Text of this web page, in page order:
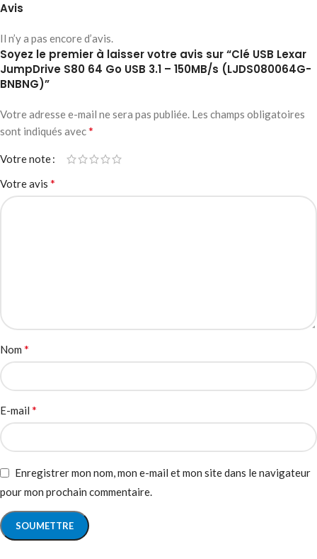
Avis
Il n’y a pas encore d’avis.
Soyez le premier à laisser votre avis sur “Clé USB Lexar
JumpDrive S80 64 Go USB 3.1 – 150MB/s (LJDS080064G-
BNBNG)”
Votre adresse e-mail ne sera pas publiée. Les champs obligatoires
sont indiqués avec*
Votre note
Votre avis *
Nom *
E-mail *
Enregistrer mon nom, mon e-mail et mon site dans le navigateur
pour mon prochain commentaire.